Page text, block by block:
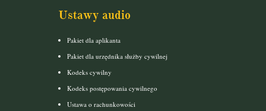
Ustawy audio
Pakiet dla aplikanta
Pakiet dla urzędnika służby cywilnej
Kodeks cywilny
Kodeks postępowania cywilnego
Ustawa o rachunkowości